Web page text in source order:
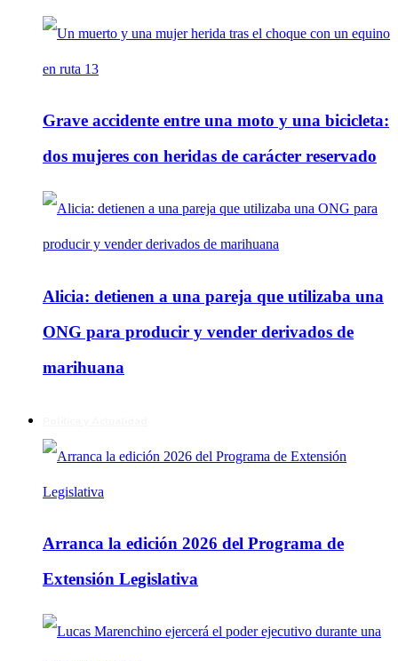
Grave accidente entre una moto y una bicicleta:
dos mujeres con heridas de carácter reservado
Alicia: detienen a una pareja que utilizaba una
ONG para producir y vender derivados de
marihuana
Arranca la edición 2026 del Programa de
Extensión Legislativa